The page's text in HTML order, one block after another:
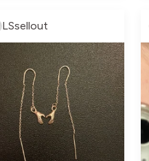
LSsellout